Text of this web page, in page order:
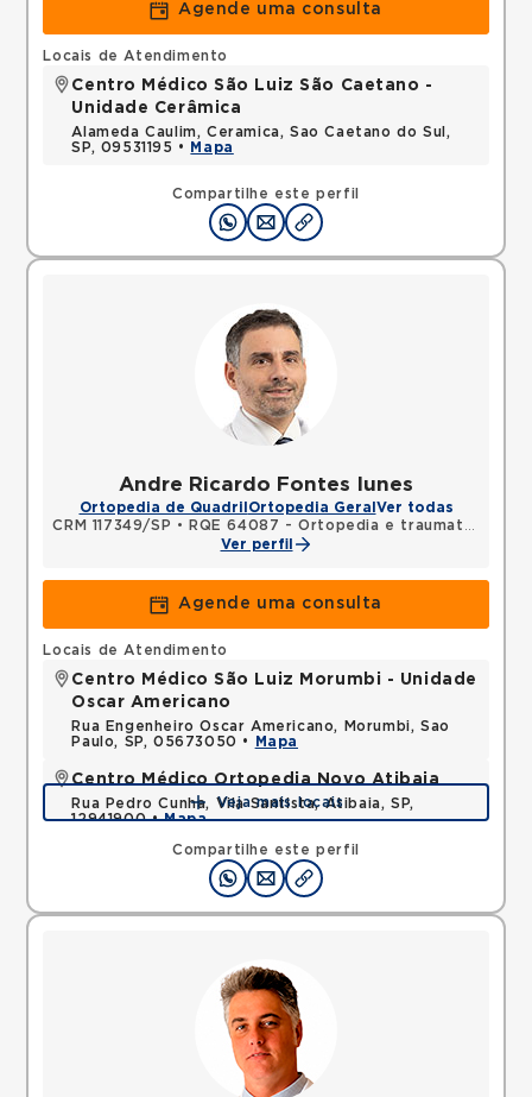
Agende uma consulta
Compartilhe este perfil
Locais de Atendimento
Centro Médico São Luiz São Caetano -
Unidade Cerâmica
Alameda Caulim, Ceramica, Sao Caetano do Sul,
SP, 09531195 •
Mapa
Andre Ricardo Fontes Iunes
Ortopedia de Quadril Ortopedia Geral Ver todas
CRM 117349/SP •
RQE 64087 - Ortopedia e traumatologia
Ver perfil
Agende uma consulta
Compartilhe este perfil
Locais de Atendimento
Centro Médico São Luiz Morumbi - Unidade
Oscar Americano
Rua Engenheiro Oscar Americano, Morumbi, Sao
Paulo, SP, 05673050 •
Mapa
Centro Médico Ortopedia Novo Atibaia
Rua Pedro Cunha, Vila Santista, Atibaia, SP,
12941900 •Mapa
Veja mais locais